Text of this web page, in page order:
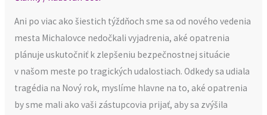
Ani po viac ako šiestich týždňoch sme sa od nového vedenia
mesta Michalovce nedočkali vyjadrenia, aké opatrenia
plánuje uskutočniť k zlepšeniu bezpečnostnej situácie
v našom meste po tragických udalostiach. Odkedy sa udiala
tragédia na Nový rok, myslíme hlavne na to, aké opatrenia
by sme mali ako vaši zástupcovia prijať, aby sa zvýšila